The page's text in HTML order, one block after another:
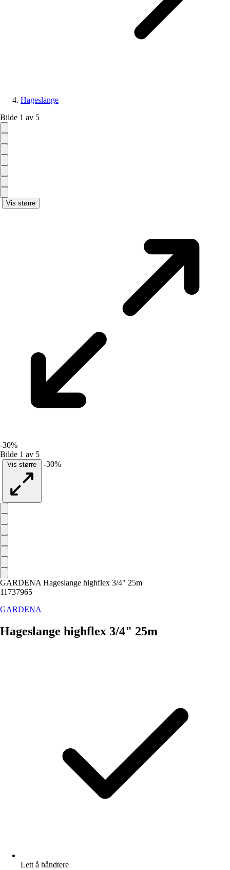
Hageslange
Bilde 1 av 5
Vis større
-30%
Bilde 1 av 5
Vis større -30%
GARDENA Hageslange highflex 3/4" 25m
11737965
GARDENA
Hageslange highflex 3/4" 25m
Lett å håndtere